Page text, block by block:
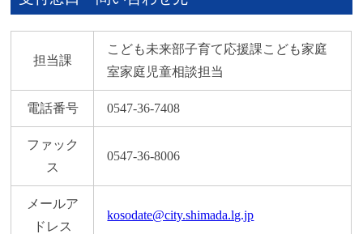
担当課
こども未来部子育て応援課こども家庭
室家庭児童相談担当
電話番号 0547-36-7408
ファック
ス
0547-36-8006
メールア
ドレス
kosodate@city.shimada.lg.jp